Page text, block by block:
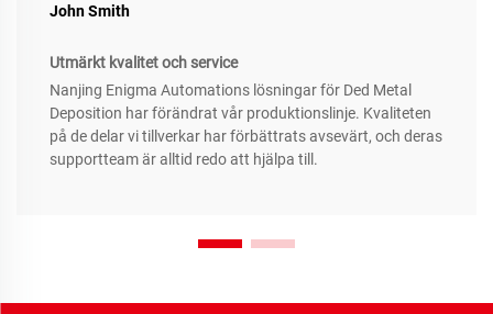
John Smith
Utmärkt kvalitet och service
Nanjing Enigma Automations lösningar för Ded Metal
Deposition har förändrat vår produktionslinje. Kvaliteten
på de delar vi tillverkar har förbättrats avsevärt, och deras
supportteam är alltid redo att hjälpa till.